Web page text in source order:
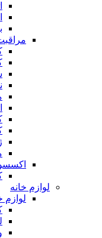
لوازم خانه
لوازم